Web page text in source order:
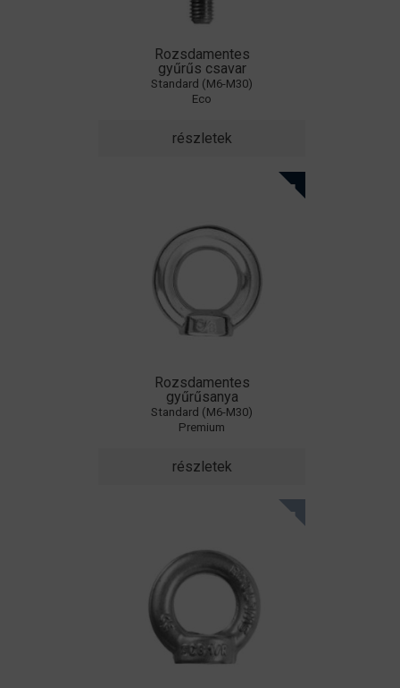
Rozsdamentes
gyűrűs csavar
Standard (M6-M30)
Eco
részletek
Rozsdamentes
gyűrűsanya
Standard (M6-M30)
Premium
részletek